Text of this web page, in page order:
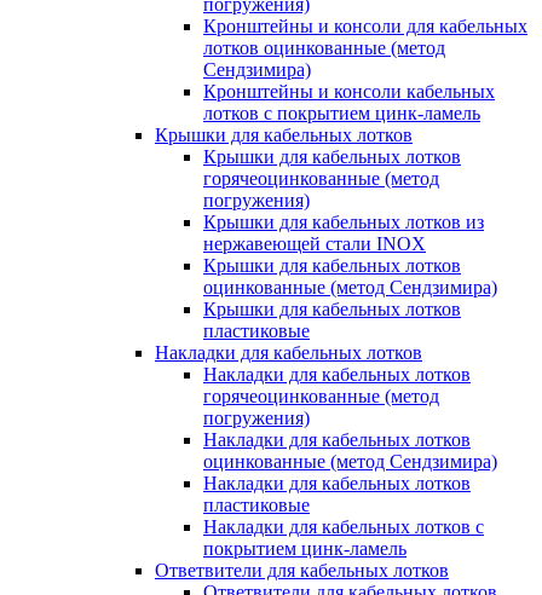
погружения)
Кронштейны и консоли для кабельных
лотков оцинкованные (метод
Сендзимира)
Кронштейны и консоли кабельных
лотков с покрытием цинк-ламель
Крышки для кабельных лотков
Крышки для кабельных лотков
горячеоцинкованные (метод
погружения)
Крышки для кабельных лотков из
нержавеющей стали INOX
Крышки для кабельных лотков
оцинкованные (метод Сендзимира)
Крышки для кабельных лотков
пластиковые
Накладки для кабельных лотков
Накладки для кабельных лотков
горячеоцинкованные (метод
погружения)
Накладки для кабельных лотков
оцинкованные (метод Сендзимира)
Накладки для кабельных лотков
пластиковые
Накладки для кабельных лотков с
покрытием цинк-ламель
Ответвители для кабельных лотков